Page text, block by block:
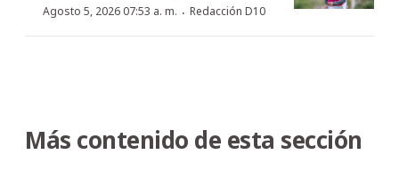
Agosto 5, 2026 07:53 a. m. · Redacción D10
Más contenido de esta sección